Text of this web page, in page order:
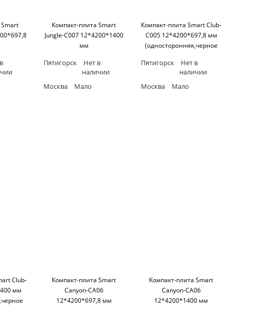
Компакт-плита Smart
Jungle-C007 12*4200*1400
мм
основание) SM'art
Пятигорск
Нет в
наличии
Москва
Мало
Компакт-плита Smart Club-
C005 12*4200*697,8 мм
(односторонняя,черное
Пятигорск
Нет в
наличии
Москва
Мало
Club-
мм
Компакт-плита Smart
Canyon-CA06
12*4200*697,8 мм
Компакт-плита Smart
Canyon-CA06
12*4200*1400 мм